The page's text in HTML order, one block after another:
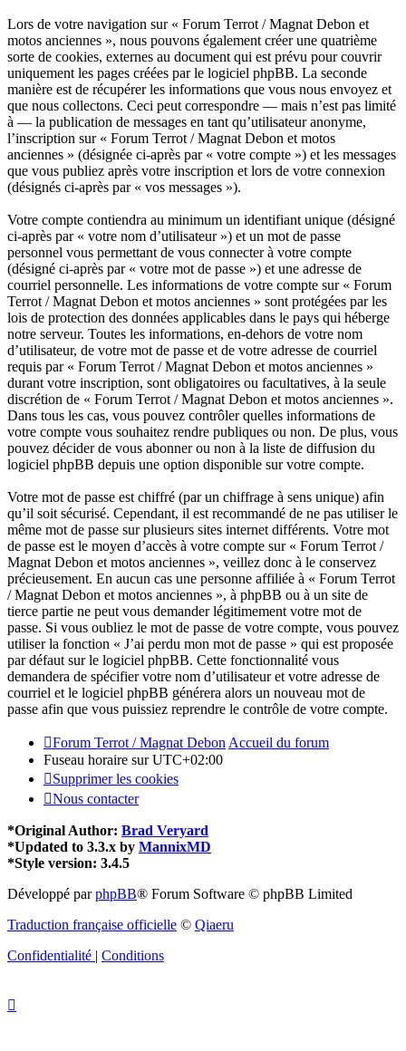
Lors de votre navigation sur « Forum Terrot / Magnat Debon et
motos anciennes », nous pouvons également créer une quatrième
sorte de cookies, externes au document qui est prévu pour couvrir
uniquement les pages créées par le logiciel phpBB. La seconde
manière est de récupérer les informations que vous nous envoyez et
que nous collectons. Ceci peut correspondre — mais n’est pas limité
à — la publication de messages en tant qu’utilisateur anonyme,
l’inscription sur « Forum Terrot / Magnat Debon et motos
anciennes » (désignée ci-après par « votre compte ») et les messages
que vous publiez après votre inscription et lors de votre connexion
(désignés ci-après par « vos messages »).
Votre compte contiendra au minimum un identifiant unique (désigné
ci-après par « votre nom d’utilisateur ») et un mot de passe
personnel vous permettant de vous connecter à votre compte
(désigné ci-après par « votre mot de passe ») et une adresse de
courriel personnelle. Les informations de votre compte sur « Forum
Terrot / Magnat Debon et motos anciennes » sont protégées par les
lois de protection des données applicables dans le pays qui héberge
notre serveur. Toutes les informations, en-dehors de votre nom
d’utilisateur, de votre mot de passe et de votre adresse de courriel
requis par « Forum Terrot / Magnat Debon et motos anciennes »
durant votre inscription, sont obligatoires ou facultatives, à la seule
discrétion de « Forum Terrot / Magnat Debon et motos anciennes ».
Dans tous les cas, vous pouvez contrôler quelles informations de
votre compte vous souhaitez rendre publiques ou non. De plus, vous
pouvez décider de vous abonner ou non à la liste de diffusion du
logiciel phpBB depuis une option disponible sur votre compte.
Votre mot de passe est chiffré (par un chiffrage à sens unique) afin
qu’il soit sécurisé. Cependant, il est recommandé de ne pas utiliser le
même mot de passe sur plusieurs sites internet différents. Votre mot
de passe est le moyen d’accès à votre compte sur « Forum Terrot /
Magnat Debon et motos anciennes », veillez donc à le conservez
précieusement. En aucun cas une personne affiliée à « Forum Terrot
/ Magnat Debon et motos anciennes », à phpBB ou à un site de
tierce partie ne peut vous demander légitimement votre mot de
passe. Si vous oubliez le mot de passe de votre compte, vous pouvez
utiliser la fonction « J’ai perdu mon mot de passe » qui est proposée
par défaut sur le logiciel phpBB. Cette fonctionnalité vous
demandera de spécifier votre nom d’utilisateur et votre adresse de
courriel et le logiciel phpBB générera alors un nouveau mot de
passe afin que vous puissiez reprendre le contrôle de votre compte.
Forum Terrot / Magnat Debon Accueil du forum
Fuseau horaire surUTC+02:00
Supprimer les cookies
Nous contacter
*Original Author: Brad Veryard
*Updated to 3.3.x by MannixMD
*Style version: 3.4.5
Développé parphpBB® Forum Software © phpBB Limited
Traduction française officielle © Qiaeru
Confidentialité | Conditions